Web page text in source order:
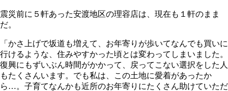
震災前に５軒あった安渡地区の理容店は、現在も１軒のまま
だ。
「かさ上げで坂道も増えて、お年寄りが歩いてなんでも買いに
行けるような、住みやすかった頃とは変わってしまいました。
復興にもずいぶん時間がかかって、戻ってこない選択をした人
もたくさんいます。でも私は、この土地に愛着があったか
ら…。子育てなんかも近所のお年寄りにたくさん助けていただ